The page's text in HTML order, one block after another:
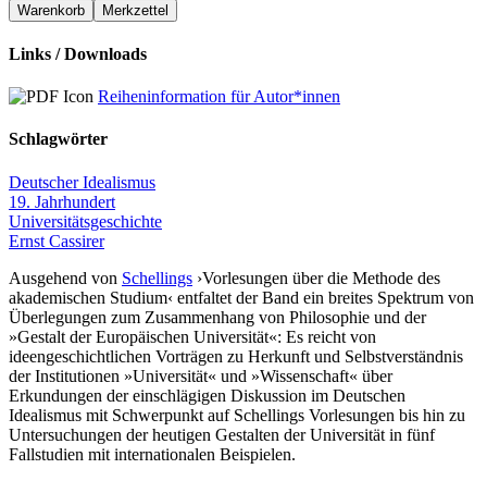
Links / Downloads
Reiheninformation für Autor*innen
Schlagwörter
Deutscher Idealismus
19. Jahrhundert
Universitätsgeschichte
Ernst Cassirer
Ausgehend von Schellings ›Vorlesungen über die Methode des
akademischen Studium‹ entfaltet der Band ein breites Spektrum von
Überlegungen zum Zusammenhang von Philosophie und der
»Gestalt der Europäischen Universität«: Es reicht von
ideengeschichtlichen Vorträgen zu Herkunft und Selbstverständnis
der Institutionen »Universität« und »Wissenschaft« über
Erkundungen der einschlägigen Diskussion im Deutschen
Idealismus mit Schwerpunkt auf Schellings Vorlesungen bis hin zu
Untersuchungen der heutigen Gestalten der Universität in fünf
Fallstudien mit internationalen Beispielen.